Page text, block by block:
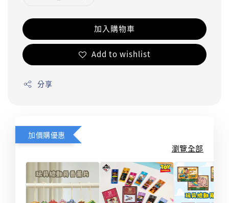
加入購物車
Add to wishlist
分享
加價購優惠
瀏覽全部